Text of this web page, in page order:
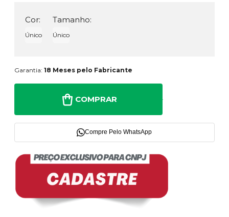
Cor:
Único
Tamanho:
Único
Garantia:18 Meses pelo Fabricante
COMPRAR
Compre Pelo WhatsApp